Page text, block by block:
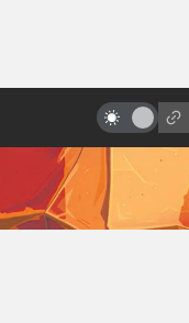
Кэмерона